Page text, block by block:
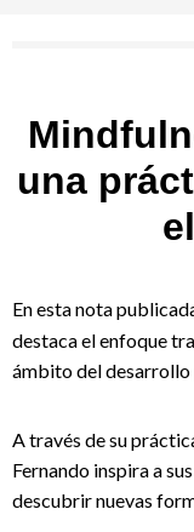
una
En esta nota
destaca el enfoque
ámbito del desarrollo
A través de su
Fernando inspira a
descubrir nuevas